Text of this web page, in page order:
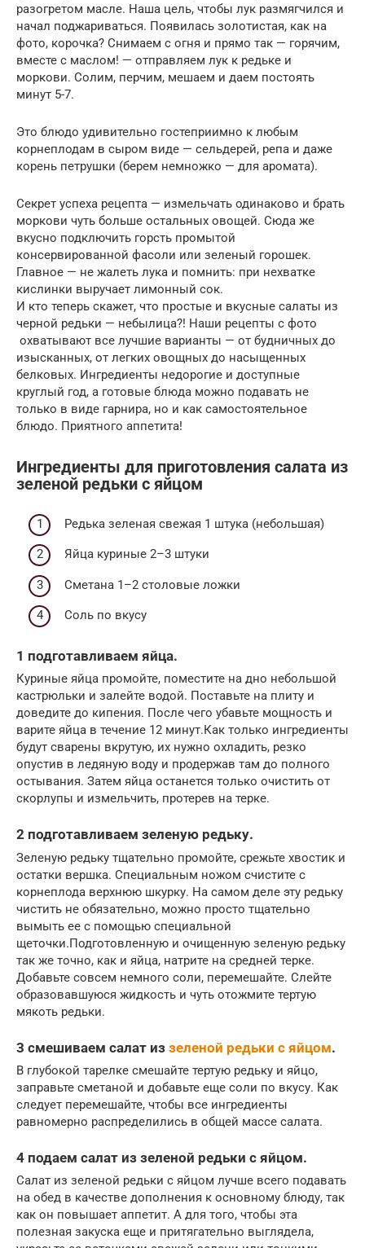
разогретом масле. Наша цель, чтобы лук размягчился и
начал поджариваться. Появилась золотистая, как на
фото, корочка? Снимаем с огня и прямо так — горячим,
вместе с маслом! — отправляем лук к редьке и
моркови. Солим, перчим, мешаем и даем постоять
минут 5-7.
Это блюдо удивительно гостеприимно к любым
корнеплодам в сыром виде — сельдерей, репа и даже
корень петрушки (берем немножко — для аромата).
Секрет успеха рецепта — измельчать одинаково и брать
моркови чуть больше остальных овощей. Сюда же
вкусно подключить горсть промытой
консервированной фасоли или зеленый горошек.
Главное — не жалеть лука и помнить: при нехватке
кислинки выручает лимонный сок.
И кто теперь скажет, что простые и вкусные салаты из
черной редьки — небылица?! Наши рецепты с фото
охватывают все лучшие варианты — от будничных до
изысканных, от легких овощных до насыщенных
белковых. Ингредиенты недорогие и доступные
круглый год, а готовые блюда можно подавать не
только в виде гарнира, но и как самостоятельное
блюдо. Приятного аппетита!
Ингредиенты для приготовления салата из
зеленой редьки с яйцом
Редька зеленая свежая 1 штука (небольшая)
Яйца куриные 2–3 штуки
Сметана 1–2 столовые ложки
Соль по вкусу
1 подготавливаем яйца.
Куриные яйца промойте, поместите на дно небольшой
кастрюльки и залейте водой. Поставьте на плиту и
доведите до кипения. После чего убавьте мощность и
варите яйца в течение 12 минут.Как только ингредиенты
будут сварены вкрутую, их нужно охладить, резко
опустив в ледяную воду и продержав там до полного
остывания. Затем яйца останется только очистить от
скорлупы и измельчить, протерев на терке.
2 подготавливаем зеленую редьку.
Зеленую редьку тщательно промойте, срежьте хвостик и
остатки вершка. Специальным ножом счистите с
корнеплода верхнюю шкурку. На самом деле эту редьку
чистить не обязательно, можно просто тщательно
вымыть ее с помощью специальной
щеточки.Подготовленную и очищенную зеленую редьку
так же точно, как и яйца, натрите на средней терке.
Добавьте совсем немного соли, перемешайте. Слейте
образовавшуюся жидкость и чуть отожмите тертую
мякоть редьки.
3 смешиваем салат из зеленой редьки с яйцом.
В глубокой тарелке смешайте тертую редьку и яйцо,
заправьте сметаной и добавьте еще соли по вкусу. Как
следует перемешайте, чтобы все ингредиенты
равномерно распределились в общей массе салата.
4 подаем салат из зеленой редьки с яйцом.
Салат из зеленой редьки с яйцом лучше всего подавать
на обед в качестве дополнения к основному блюду, так
как он повышает аппетит. А для того, чтобы эта
полезная закуска еще и притягательно выглядела,